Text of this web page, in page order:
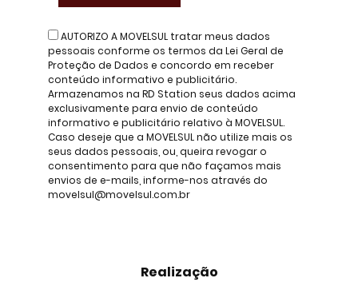
AUTORIZO A MOVELSUL tratar meus dados
pessoais conforme os termos da Lei Geral de
Proteção de Dados e concordo em receber
conteúdo informativo e publicitário.
Armazenamos na RD Station seus dados acima
exclusivamente para envio de conteúdo
informativo e publicitário relativo à MOVELSUL.
Caso deseje que a MOVELSUL não utilize mais os
seus dados pessoais, ou, queira revogar o
consentimento para que não façamos mais
envios de e-mails, informe-nos através do
movelsul@movelsul.com.br
Realização